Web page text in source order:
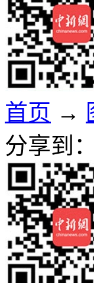
首页 →
分享到：